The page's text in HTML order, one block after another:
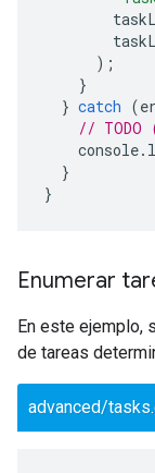
);
}
} catch (
//
console.
}
}
Enumerar
En este ejemplo,
de tareas
advanced/